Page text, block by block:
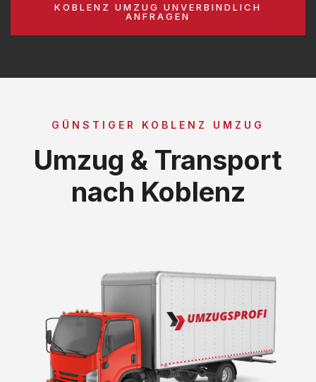
KOBLENZ UMZUG UNVERBINDLICH
ANFRAGEN
GÜNSTIGER KOBLENZ UMZUG
Umzug & Transport
nach Koblenz